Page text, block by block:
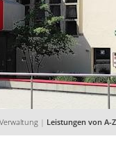
Verwaltung | Leistungen von A-Z